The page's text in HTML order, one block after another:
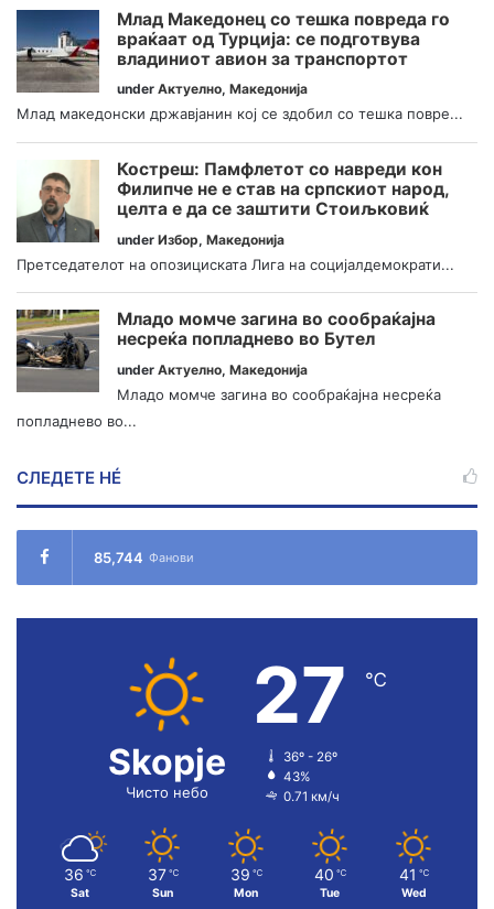
Млад Македонец со тешка повреда го
враќаат од Турција: се подготвува
владиниот авион за транспортот
under Актуелно, Македонија
Млад македонски државјанин кој се здобил со тешка повре...
Костреш: Памфлетот со навреди кон
Филипче не е став на српскиот народ,
целта е да се заштити Стоиљковиќ
under Избор, Македонија
Претседателот на опозициската Лига на социјалдемократи...
Младо момче загина во сообраќајна
несреќа попладнево во Бутел
under Актуелно, Македонија
Младо момче загина во сообраќајна несреќа
попладнево во...
СЛЕДЕТЕ НÉ
85,744 Фанови
Skopje
Чисто небо
27 ℃
36º - 26º
43%
0.71 км/ч
36 ℃
Sat
37 ℃
Sun
39 ℃
Mon
40 ℃
Tue
41 ℃
Wed